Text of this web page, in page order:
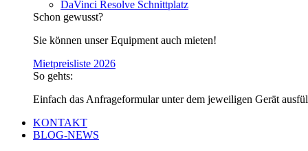
DaVinci Resolve Schnittplatz
Schon gewusst?
Sie können unser Equipment auch mieten!
Mietpreisliste 2026
So gehts:
Einfach das Anfrageformular unter dem jeweiligen Gerät
KONTAKT
BLOG-NEWS